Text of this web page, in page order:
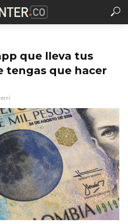
que lleva tus
tengas que hacer